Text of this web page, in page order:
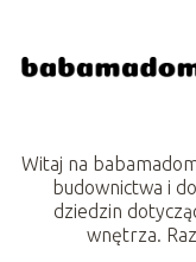
Witaj na
budownictwa i
dziedzin
wnętrza.